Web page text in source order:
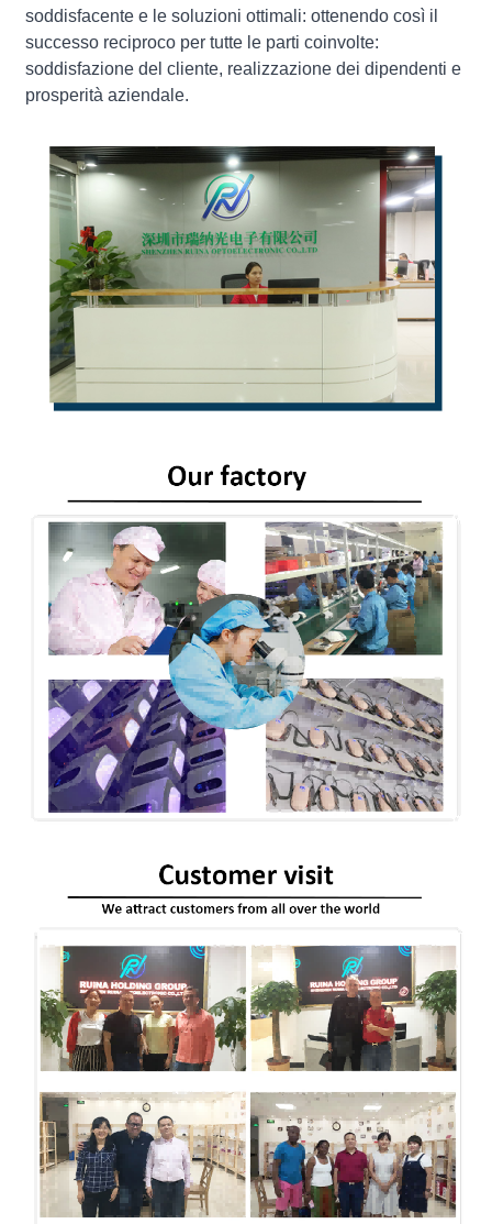
soddisfacente e le soluzioni ottimali: ottenendo così il
successo reciproco per tutte le parti coinvolte:
soddisfazione del cliente, realizzazione dei dipendenti e
prosperità aziendale.